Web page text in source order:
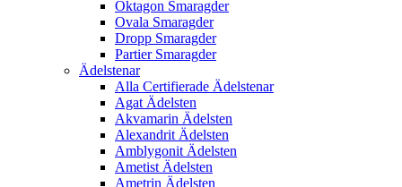
Oktagon Smaragder
Ovala Smaragder
Dropp Smaragder
Partier Smaragder
Ädelstenar
Alla Certifierade Ädelstenar
Agat Ädelsten
Akvamarin Ädelsten
Alexandrit Ädelsten
Amblygonit Ädelsten
Ametist Ädelsten
Ametrin Ädelsten